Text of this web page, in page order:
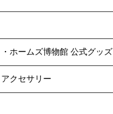
ホームズ博物館 公式グッズ
クセサリー